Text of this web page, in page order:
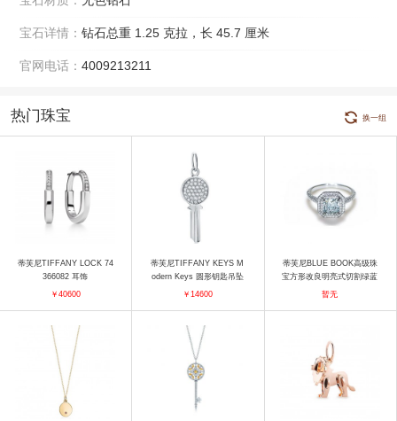
宝石详情： 钻石总重 1.25 克拉，长 45.7 厘米
官网电话： 4009213211
热门珠宝 换一组
蒂芙尼TIFFANY LOCK 74
366082 耳饰
￥40600
蒂芙尼TIFFANY KEYS M
odern Keys 圆形钥匙吊坠
吊坠
￥14600
蒂芙尼BLUE BOOK高级珠
宝方形改良明亮式切割绿蓝
钻戒指 戒指
暂无